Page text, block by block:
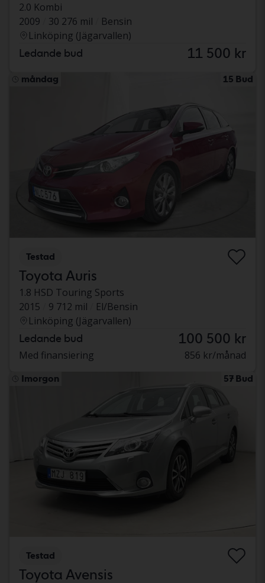
2.0 Kombi
2009
30 276 mil
Bensin
Linköping (Jägarvallen)
Ledande bud 11 500 kr
måndag 15 Bud
Testad
Toyota Auris
1.8 HSD Touring Sports
2015
9 712 mil
El/Bensin
Linköping (Jägarvallen)
Ledande bud 100 500 kr
Med finansiering 856 kr/månad
Imorgon 57 Bud
Testad
Toyota Avensis